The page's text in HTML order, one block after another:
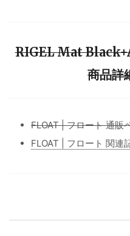
RIGEL Mat
商品詳
FLOAT | フロート 通販
FLOAT | フロート 関連